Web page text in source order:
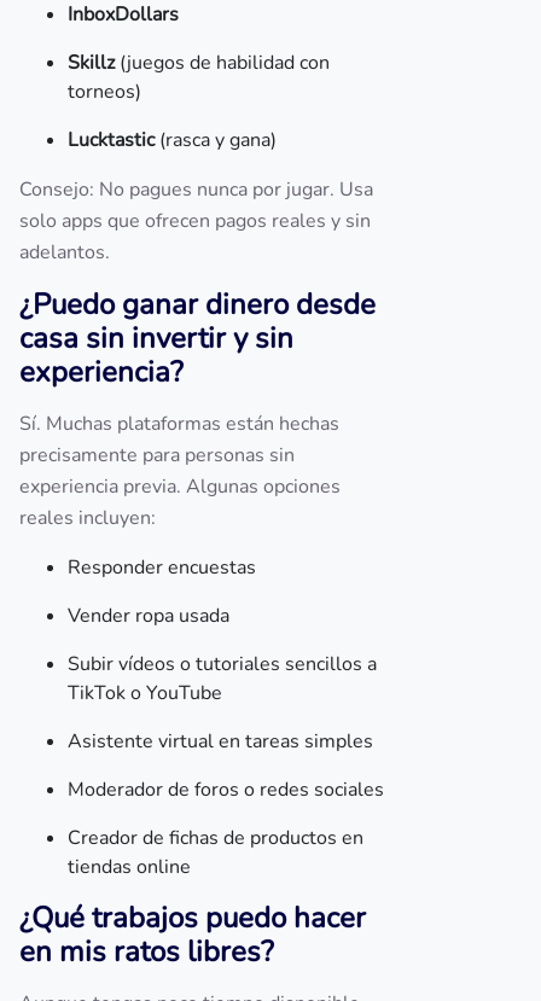
InboxDollars
Skillz(juegos de habilidad con
torneos)
Lucktastic(rasca y gana)
Consejo: No pagues nunca por jugar. Usa
solo apps que ofrecen pagos reales y sin
adelantos.
¿Puedo ganar dinero desde
casa sin invertir y sin
experiencia?
Sí. Muchas plataformas están hechas
precisamente para personas sin
experiencia previa. Algunas opciones
reales incluyen:
Responder encuestas
Vender ropa usada
Subir vídeos o tutoriales sencillos a
TikTok o YouTube
Asistente virtual en tareas simples
Moderador de foros o redes sociales
Creador de fichas de productos en
tiendas online
¿Qué trabajos puedo hacer
en mis ratos libres?